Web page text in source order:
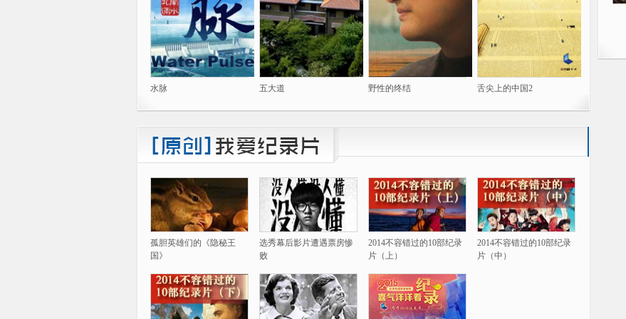
水脉 五大道 野性的终结 舌尖上的中国2
孤胆英雄们的《隐秘王
国》
选秀幕后影片遭遇票房惨
败
2014不容错过的10部纪录
片（上）
2014不容错过的10部纪录
片（中）